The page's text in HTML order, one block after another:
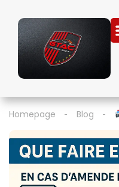
Homepage Blog